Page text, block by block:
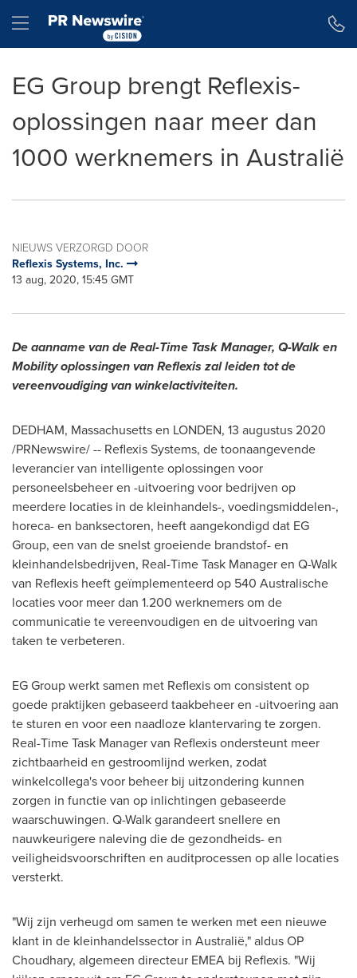
Hamburger menu
EG Group brengt Reflexis-
oplossingen naar meer dan
1000 werknemers in Australië
NIEUWS VERZORGD DOOR
Reflexis Systems, Inc.
13 aug, 2020, 15:45 GMT
De aanname van de Real-Time Task Manager, Q-Walk en
Mobility oplossingen van Reflexis zal leiden tot de
vereenvoudiging van winkelactiviteiten.
DEDHAM, Massachusettsen LONDEN, 13 augustus 2020
/PRNewswire/ -- Reflexis Systems, de toonaangevende
leverancier van intelligente oplossingen voor
personeelsbeheer en -uitvoering voor bedrijven op
meerdere locaties in de kleinhandels-, voedingsmiddelen-,
horeca- en banksectoren, heeft aangekondigd dat EG
Group, een van de snelst groeiende brandstof- en
kleinhandelsbedrijven, Real-Time Task Manager en Q-Walk
van Reflexis heeft geïmplementeerd op 540 Australische
locaties voor meer dan 1.200 werknemers om de
communicatie te vereenvoudigen en de uitvoering van
taken te verbeteren.
EG Group werkt samen met Reflexis om consistent op
goede praktijken gebaseerd taakbeheer en -uitvoering aan
te sturen en voor een naadloze klantervaring te zorgen.
Real-Time Task Managervan Reflexisondersteunt meer
zichtbaarheid en gestroomlijnd werken, zodat
winkelcollega's voor beheer bij uitzondering kunnen
zorgen in functie van op inlichtingen gebaseerde
waarschuwingen. Q-Walk garandeert snellere en
nauwkeurigere naleving die de gezondheids- en
veiligheidsvoorschriften en auditprocessen op alle locaties
versterkt.
"Wij zijn verheugd om samen te werken met een nieuwe
klant in de kleinhandelssector in Australië," aldus OP
Choudhary, algemeen directeur EMEA bij Reflexis. "Wij